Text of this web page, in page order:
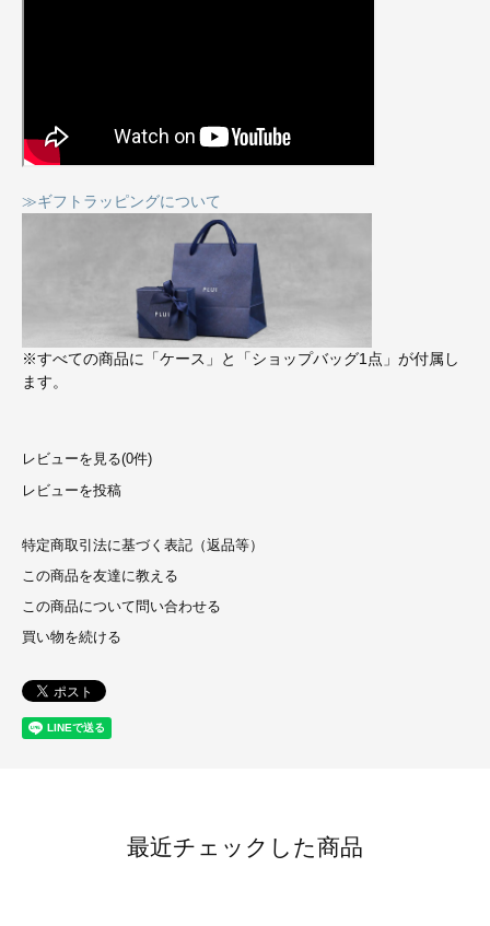
≫ギフトラッピングについて
※すべての商品に「ケース」と「ショップバッグ1点」が付属し
ます。
レビューを見る(0件)
レビューを投稿
特定商取引法に基づく表記（返品等）
この商品を友達に教える
この商品について問い合わせる
買い物を続ける
最近チェックした商品